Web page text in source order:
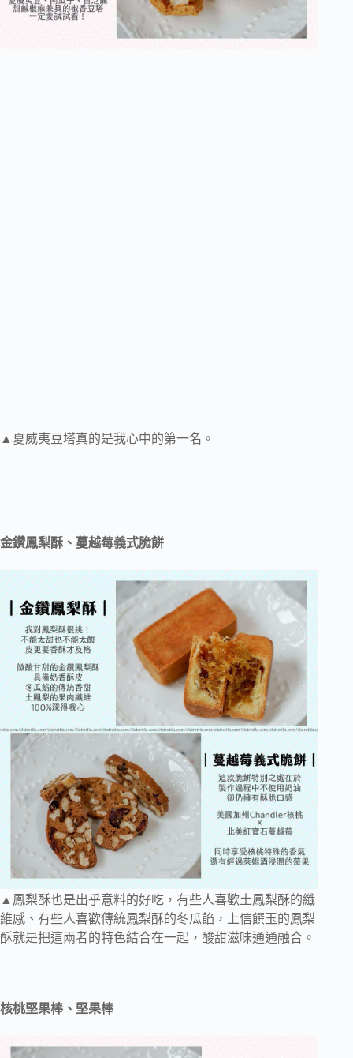
▲夏威夷豆塔真的是我心中的第一名。
金鑽鳳梨酥、蔓越莓義式脆餅
▲鳳梨酥也是出乎意料的好吃，有些人喜歡土鳳梨酥的纖
維感、有些人喜歡傳統鳳梨酥的冬瓜餡，上信饌玉的鳳梨
酥就是把這兩者的特色結合在一起，酸甜滋味通通融合。
核桃堅果棒、堅果棒